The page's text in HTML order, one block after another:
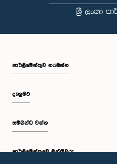
පාර්ලි‌මේන්තුව නරඹන්න
දැනුමට
සම්බන්ධ වන්න
පාර්ලි‌මේන්තුවේ මන්ත්‍රීවරු